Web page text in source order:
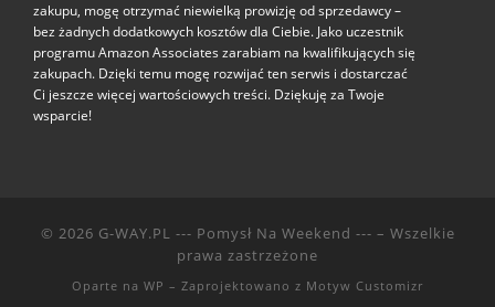
zakupu, mogę otrzymać niewielką prowizję od sprzedawcy –
bez żadnych dodatkowych kosztów dla Ciebie. Jako uczestnik
programu Amazon Associates zarabiam na kwalifikujących się
zakupach. Dzięki temu mogę rozwijać ten serwis i dostarczać
Ci jeszcze więcej wartościowych treści. Dziękuję za Twoje
wsparcie!
© 2026 G-WAY.PL --- Pomysł Na Weekend --- – Wszelkie
prawa zastrzeżone
Oparte na WP – Zaprojektowano z Motyw Customizr